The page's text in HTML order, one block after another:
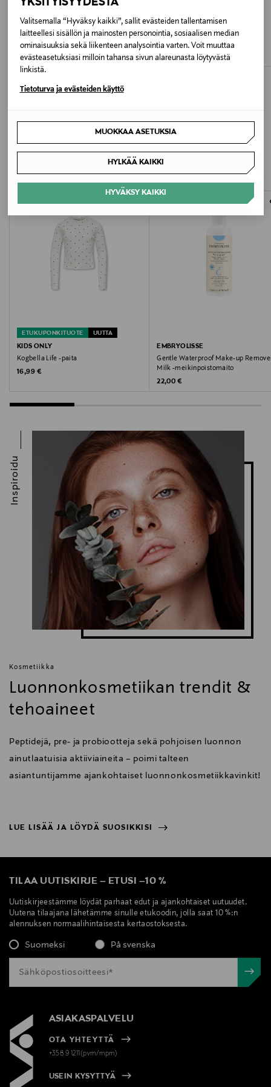
Valitsemalla “Hyväksy kaikki”, sallit evästeiden tallentamisen
laitteellesi sisällön ja mainosten personointia, sosiaalisen median
ominaisuuksia sekä liikenteen analysointia varten. Voit muuttaa
evästeasetuksiasi milloin tahansa sivun alareunasta löytyvästä
linkistä.
Tietoturva ja evästeiden käyttö
MUOKKAA ASETUKSIA
HYLKÄÄ KAIKKI
HYVÄKSY KAIKKI
Valmistajan tuotenumero
4140302
Valmistaja
FRANTSILA OY
Tippavaarantie 6, 39200 Kyröskoski, Hämeenkyrö,
Finland
Digitaalinen osoite
Avainsanat
hiuspohjanhoitoöljy, luonnonkosmetiikka,
hiustenhoito, hoitoöljy, Frantsila
DR.HAUSCHKA
Pumpkin Seed Scalp Mask -naamio
hiuspohjalle
Original Price
26,90 €
LAVERA
Repair & Deep Care Conditioner -
hoitoaine, 200ml
Original Price
9,00 €
LISÄÄ KIINNOSTAVIA
TUOTTEITA
ETUKUPONKITUOTE UUTTA
KIDS ONLY
Kogbella Life -paita
Original Price
16,99 €
EMBRYOLISSE
Gentle Waterproof Make-up
Milk -meikinpoistomaito
Original Price
22,00 €
Kosmetiikka
Luonnonkosmetiikan trendit &
tehoaineet
Peptidejä, pre- ja probiootteja sekä pohjoisen luonnon
ainutlaatuisia aktiiviaineita – poimi talteen
asiantuntijamme ajankohtaiset luonnonkosmetiikkavinkit!
LUE LISÄÄ JA LÖYDÄ SUOSIKKISI
Inspiroidu
TILAA UUTISKIRJE – ETUSI –10 %
Uutiskirjeestämme löydät parhaat edut ja ajankohtaiset uutuudet.
Uutena tilaajana lähetämme sinulle etukoodin, jolla saat 10 %:n
alennuksen normaalihintaisesta kertaostoksesta.
Suomeksi På svenska
ASIAKASPALVELU
OTA YHTEYTTÄ
+358 9 1211(pvm/mpm)
USEIN KYSYTTYÄ